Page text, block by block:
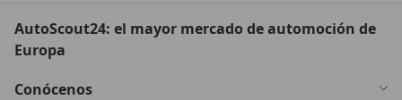
AutoScout24: el mayor mercado de automoción de
Europa
Conócenos